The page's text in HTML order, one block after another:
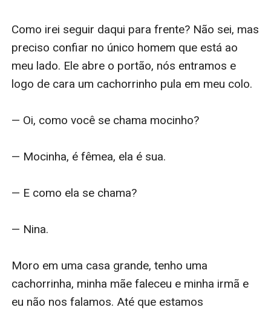
Como irei seguir daqui para frente? Não sei, mas
preciso confiar no único homem que está ao
meu lado. Ele abre o portão, nós entramos e
logo de cara um cachorrinho pula em meu colo.
— Oi, como você se chama mocinho?
— Mocinha, é fêmea, ela é sua.
— E como ela se chama?
— Nina.
Moro em uma casa grande, tenho uma
cachorrinha, minha mãe faleceu e minha irmã e
eu não nos falamos. Até que estamos